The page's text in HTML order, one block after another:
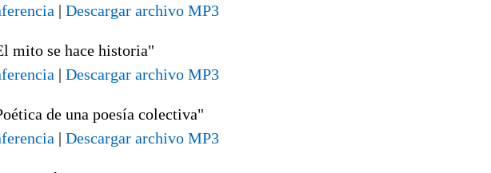
| Descargar archivo MP3
mito se hace historia"
| Descargar archivo MP3
de una poesía colectiva"
| Descargar archivo MP3